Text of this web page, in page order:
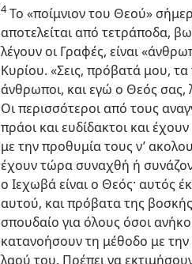
4Το «ποίμνιον του Θεού»
αποτελείται από τετράποδα,
λέγουν οι Γραφές, είναι
Κυρίου. «Σεις, πρόβατά μου,
άνθρωποι, και εγώ ο Θεός σας,
Οι περισσότεροι από τους
πράοι και ευδίδακτοι και
με την προθυμία τους ν’
έχουν τώρα συναχθή ή
ο Ιεχωβά είναι ο Θεός· αυτός
αυτού, και πρόβατα της
σπουδαίο για όλους όσοι
κατανοήσουν τη μέθοδο με την
λαού του. Πρέπει να